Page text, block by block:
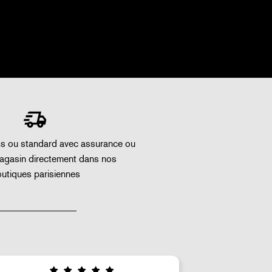
ou standard avec assurance ou
directement dans nos
parisiennes